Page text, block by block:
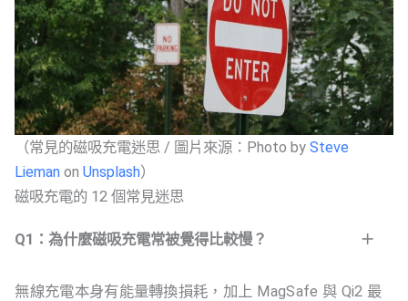
（常見的磁吸充電迷思 / 圖片來源：Photo by Steve
Lieman on Unsplash）
磁吸充電的 12 個常見迷思
Q1：為什麼磁吸充電常被覺得比較慢？
無線充電本身有能量轉換損耗，加上 MagSafe 與 Qi2 最